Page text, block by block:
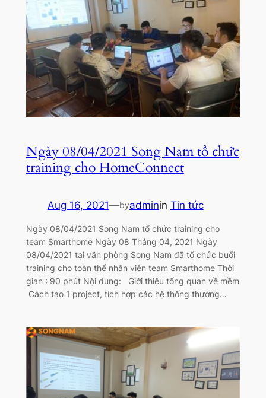
Ngày 08/04/2021 Song Nam tổ chức
training cho HomeConnect
Aug 16, 2021—byadminin Tin tức
Ngày 08/04/2021 Song Nam tổ chức training cho
team Smarthome Ngày 08 Tháng 04, 2021 Ngày
08/04/2021 tại văn phòng Song Nam đã tổ chức buổi
training cho toàn thể nhân viên team Smarthome Thời
gian : 90 phút Nội dung: Giới thiệu tổng quan về mềm
Cách tạo 1 project, tích hợp các hệ thống thường…